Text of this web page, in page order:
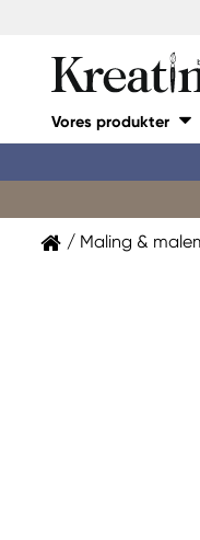
Vores produkter
Maling &